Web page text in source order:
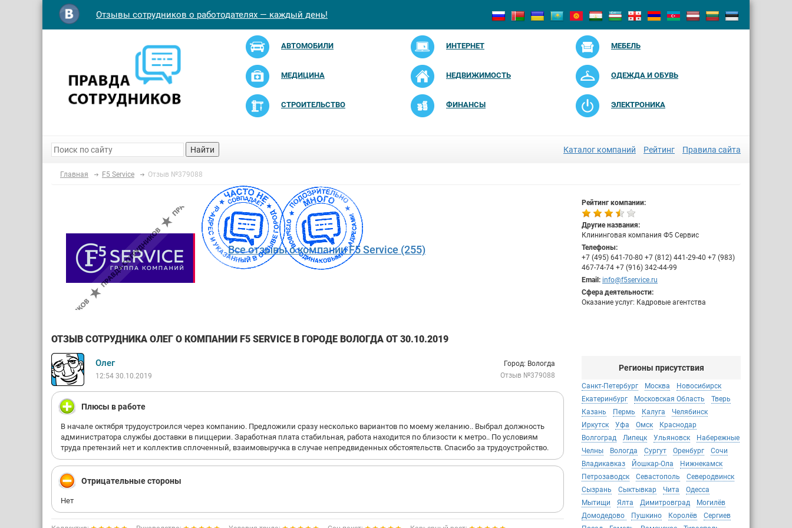
Отзывы сотрудников о работодателях — каждый день!
АВТОМОБИЛИ ИНТЕРНЕТ МЕБЕЛЬ
МЕДИЦИНА НЕДВИЖИМОСТЬ ОДЕЖДА И ОБУВЬ
СТРОИТЕЛЬСТВО ФИНАНСЫ ЭЛЕКТРОНИКА
Найти Каталог компаний Рейтинг Правила сайта
Главная F5 Service Отзыв №379088
Все отзывы о компании F5 Service (255)
Рейтинг компании:
Другие названия:
Клининговая компания Ф5 Сервис
Телефоны:
+7 (495) 641-70-80 +7 (812) 441-29-40 +7 (983)
467-74-74 +7 (916) 342-44-99
Email: info@f5service.ru
Сфера деятельности:
Оказание услуг: Кадровые агентства
ОТЗЫВ СОТРУДНИКА ОЛЕГ О КОМПАНИИ F5 SERVICE В ГОРОДЕ ВОЛОГДА ОТ 30.10.2019
Олег
12:54 30.10.2019
Город: Вологда
Отзыв №379088
Плюсы в работе
В начале октября трудоустроился через компанию. Предложили сразу несколько вариантов по моему желанию.. Выбрал должность
администратора службы доставки в пиццерии. Заработная плата стабильная, работа находится по близости к метро.. По условиям
труда претензий нет и коллектив сплоченный, взаимовыручка в случае непредвиденных обстоятельств. Спасибо за трудоустройство.
Отрицательные стороны
Нет
Регионы присутствия
Санкт-Петербург Москва
Новосибирск
Екатеринбург
Московская Область
Тверь
Казань
Пермь Калуга
Челябинск
Иркутск
Уфа Омск
Краснодар
Волгоград
Липецк Ульяновск
Набережные
Челны
Вологда Сургут Оренбург
Сочи
Владикавказ
Йошкар-Ола
Нижнекамск
Петрозаводск
Севастополь
Северодвинск
Сызрань
Сыктывкар Чита
Одесса
Мытищи
Ялта Димитровград
Могилёв
Домодедово
Пушкино Королёв
Сергиев